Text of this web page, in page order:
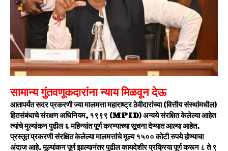
(संग्रहित दृश्य.)
सामान्य गुंतवणूकदारांना न्याय मिळवून देऊ
आतापर्यंत सदर प्रकरणी ज्या मालमत्ता महाराष्ट्र ठेवीदारांच्या (वित्तीय संस्थांमधील)
हितसंबंधाचे संरक्षण अधिनियम, १९९९ (MPID) अन्वये संरक्षित केलेल्या आहेत
त्यांचे मुल्यांकन पुढील ६ महिन्यांत पूर्ण करण्याच्या सूचना देण्यात आल्या आहेत.
प्रस्तूत प्रकरणी संरक्षित केलेल्या मालमत्तांचे मूल्य १५०० कोटी रुपये होण्याचा
अंदाज आहे. मूल्यांकन पूर्ण झाल्यानंतर पुढील कायदेशीर प्रक्रिया पूर्ण करून ८ ते ९